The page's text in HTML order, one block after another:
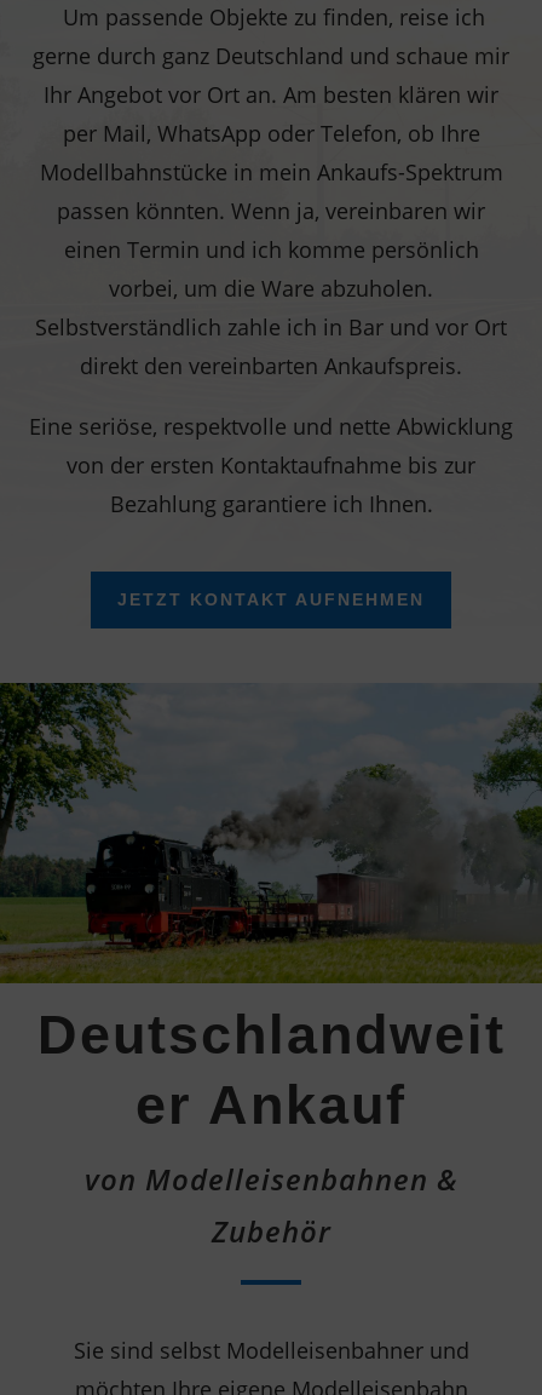
Um passende Objekte zu finden, reise ich
gerne durch ganz Deutschland und schaue mir
Ihr Angebot vor Ort an. Am besten klären wir
per Mail, WhatsApp oder Telefon, ob Ihre
Modellbahnstücke in mein Ankaufs-Spektrum
passen könnten. Wenn ja, vereinbaren wir
einen Termin und ich komme persönlich
vorbei, um die Ware abzuholen.
Selbstverständlich zahle ich in Bar und vor Ort
direkt den vereinbarten Ankaufspreis.
Eine seriöse, respektvolle und nette Abwicklung
von der ersten Kontaktaufnahme bis zur
Bezahlung garantiere ich Ihnen.
JETZT KONTAKT AUFNEHMEN
Deutschlandweit
er Ankauf
von Modelleisenbahnen &
Zubehör
Sie sind selbst Modelleisenbahner und
möchten Ihre eigene Modelleisenbahn